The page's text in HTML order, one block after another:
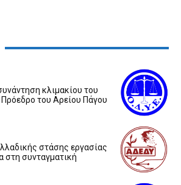
κλιμακίου του
του Αρείου Πάγου
στάσης εργασίας
στη συνταγματική